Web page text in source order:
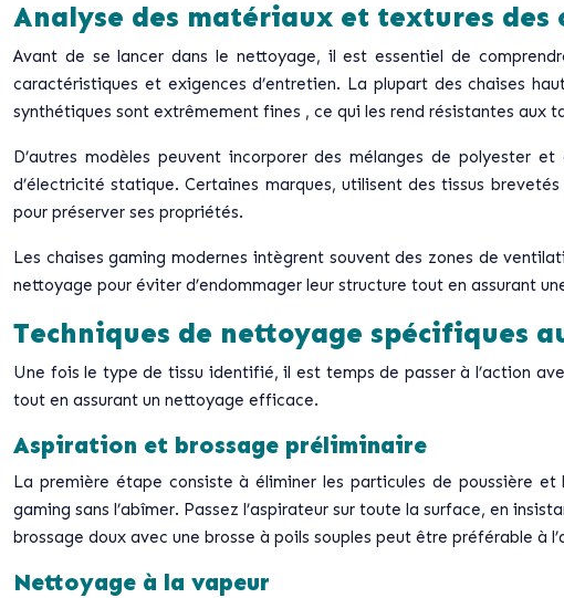
Analyse des matériaux et textures des
Avant de se lancer dans le nettoyage, il est essentiel de
caractéristiques et exigences d’entretien. La plupart des chaises
synthétiques sont extrêmement fines , ce qui les rend résistantes aux
D’autres modèles peuvent incorporer des mélanges de polyester
d’électricité statique. Certaines marques, utilisent des tissus
pour préserver ses propriétés.
Les chaises gaming modernes intègrent souvent des zones de
nettoyage pour éviter d’endommager leur structure tout en assurant
Techniques de nettoyage spécifiques
Une fois le type de tissu identifié, il est temps de passer à l’action
tout en assurant un nettoyage efficace.
Aspiration et brossage préliminaire
La première étape consiste à éliminer les particules de poussière
gaming sans l’abîmer. Passez l’aspirateur sur toute la surface, en
brossage doux avec une brosse à poils souples peut être préférable à
Nettoyage à la vapeur